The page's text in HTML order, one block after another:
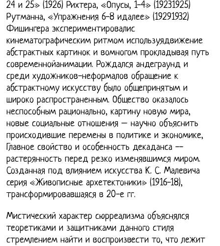
24 и 25» (1926) Рихтера, «Опусы, 1-4» (19231925)
Рутманна, «Упражнения 6-8 идалее» (19291932)
Фишингера экспериментировалис
кинематографическим ритмом используядвижение
абстрактных картинок и вомногом прокладывая путь
современнойанимации. Рождался андеграунд и
среди художников-неформалов обращение к
абстрактному искусству было общепринятым и
широко распространенным. Общество оказалось
неспособным рационально, картину новую мира,
новые социальные отношения – научно объяснить
происходившие перемены в политике и экономике,
Главное свойство и особенность декаданса --
растерянность перед резко изменявшимся миром.
Созданная под влиянием искусства К. С. Малевича
серия «Живописные архетектоники» (1916-18),
трансформировавшаяся в 20-е гг.
Мистический характер сюрреализма объяснялся
теоретиками и защитниками данного стиля
стремлением найти и воспроизвести то, что лежит